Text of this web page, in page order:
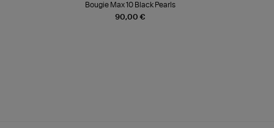
90,00 €
Bougie Max 10 Black Pearls